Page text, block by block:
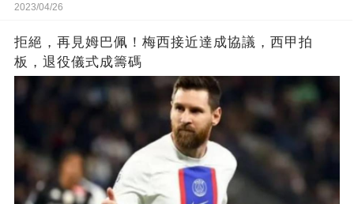
2023/04/26
拒絕，再見姆巴佩！梅西接近達成協議，西甲拍
板，退役儀式成籌碼